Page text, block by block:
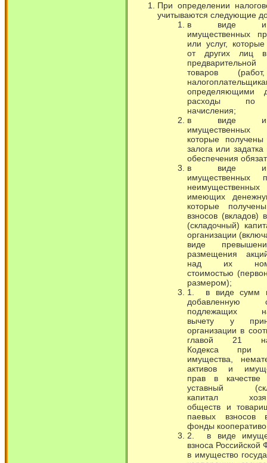
При определении
учитываются следующие
в виде
имущественных
или услуг,
от других лиц в
товаров
определяющими
расходы по
начисления;
в виде
которые
залога или задатка
обеспечения
в виде
имущественных
имеющих
которые
взносов (вкладов)
(складочный)
организации
виде
размещения
над их
стоимостью
размером);
1. в виде сумм
добавленную
подлежащих
вычету у
организации в
главой 21
Кодекса при
имущества,
активов и
прав в качестве
уставный
капитал
обществ и
паевых взносов
фонды
2. в виде
взноса Российской
в имущество